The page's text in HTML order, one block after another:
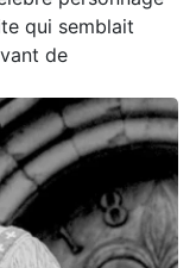
qui semblait
de